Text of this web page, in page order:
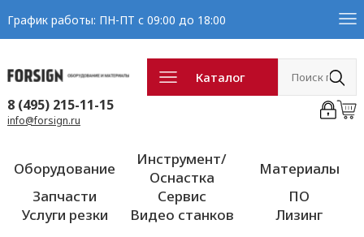
График работы: ПН-ПТ с 09:00 до 18:00
Каталог
8 (495) 215-11-15
info@forsign.ru
Оборудование
Инструмент/
Оснастка
Материалы
Запчасти
Сервис
ПО
Услуги резки
Видео станков Лизинг